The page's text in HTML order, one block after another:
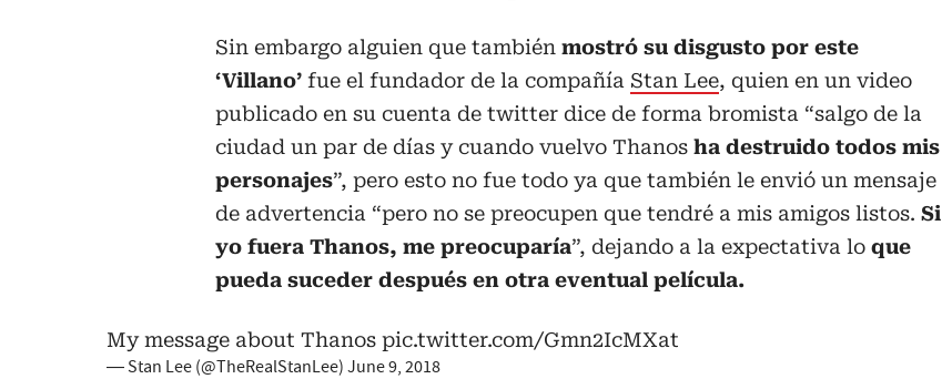
Sin embargo alguien que también mostró su disgusto por este
‘Villano’ fue el fundador de la compañía Stan Lee, quien en un video
publicado en su cuenta de twitter dice de forma bromista “salgo de la
ciudad un par de días y cuando vuelvo Thanos ha destruido todos mis
personajes”, pero esto no fue todo ya que también le envió un mensaje
de advertencia “pero no se preocupen que tendré a mis amigos listos. Si
yo fuera Thanos, me preocuparía”, dejando a la expectativa lo que
pueda suceder después en otra eventual película.
My message about Thanos pic.twitter.com/Gmn2IcMXat
— Stan Lee (@TheRealStanLee) June 9, 2018